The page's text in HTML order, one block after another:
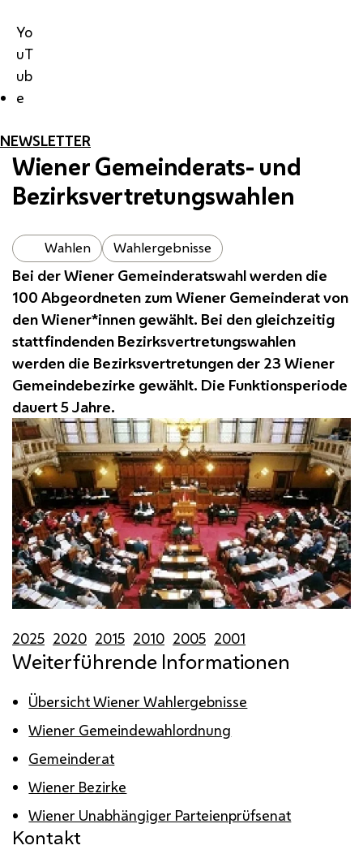
Yo
uT
ub
e
NEWSLETTER
Wiener Gemeinderats- und
Bezirksvertretungswahlen
Wahlen Wahlergebnisse
Bei der Wiener Gemeinderatswahl werden die
100 Abgeordneten zum Wiener Gemeinderat von
den Wiener*innen gewählt. Bei den gleichzeitig
stattfindenden Bezirksvertretungswahlen
werden die Bezirksvertretungen der 23 Wiener
Gemeindebezirke gewählt. Die Funktionsperiode
dauert 5 Jahre.
2025 2020 2015 2010 2005 2001
Weiterführende Informationen
Übersicht Wiener Wahlergebnisse
Wiener Gemeindewahlordnung
Gemeinderat
Wiener Bezirke
Wiener Unabhängiger Parteienprüfsenat
Kontakt